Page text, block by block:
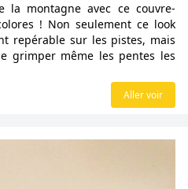
montagne avec ce couvre-
! Non seulement ce look
repérable sur les pistes, mais
grimper même les pentes les
Aller voir